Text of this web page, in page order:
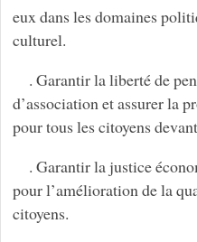
eux dans les domaines
culturel.
. Garantir la liberté de
d’association et assurer la
pour tous les citoyens
. Garantir la justice
pour l’amélioration de la
citoyens.